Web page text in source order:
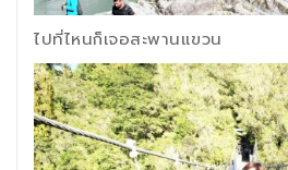
ไปที่ไหนก็เจอสะพานแขวน